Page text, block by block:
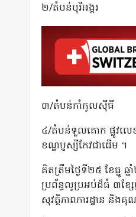
២/តំបន់បុរីអង្គរ
៣/តំបន់កាំកូលសុីធី
៤/តំបន់ទួលគោក ផ្លូវលេ
ខណ្ឌប្ញស្សីកែវជាដើម ។
គិតត្រឹមថ្ងៃទី២៥ ខែធ្នូ ឆ្
ប្រព័ន្ធលូប្រអប់ដ៏ធំ ៣ខ្សែ
សុវត្ថិភាពការដ្ឋាន និងគុ